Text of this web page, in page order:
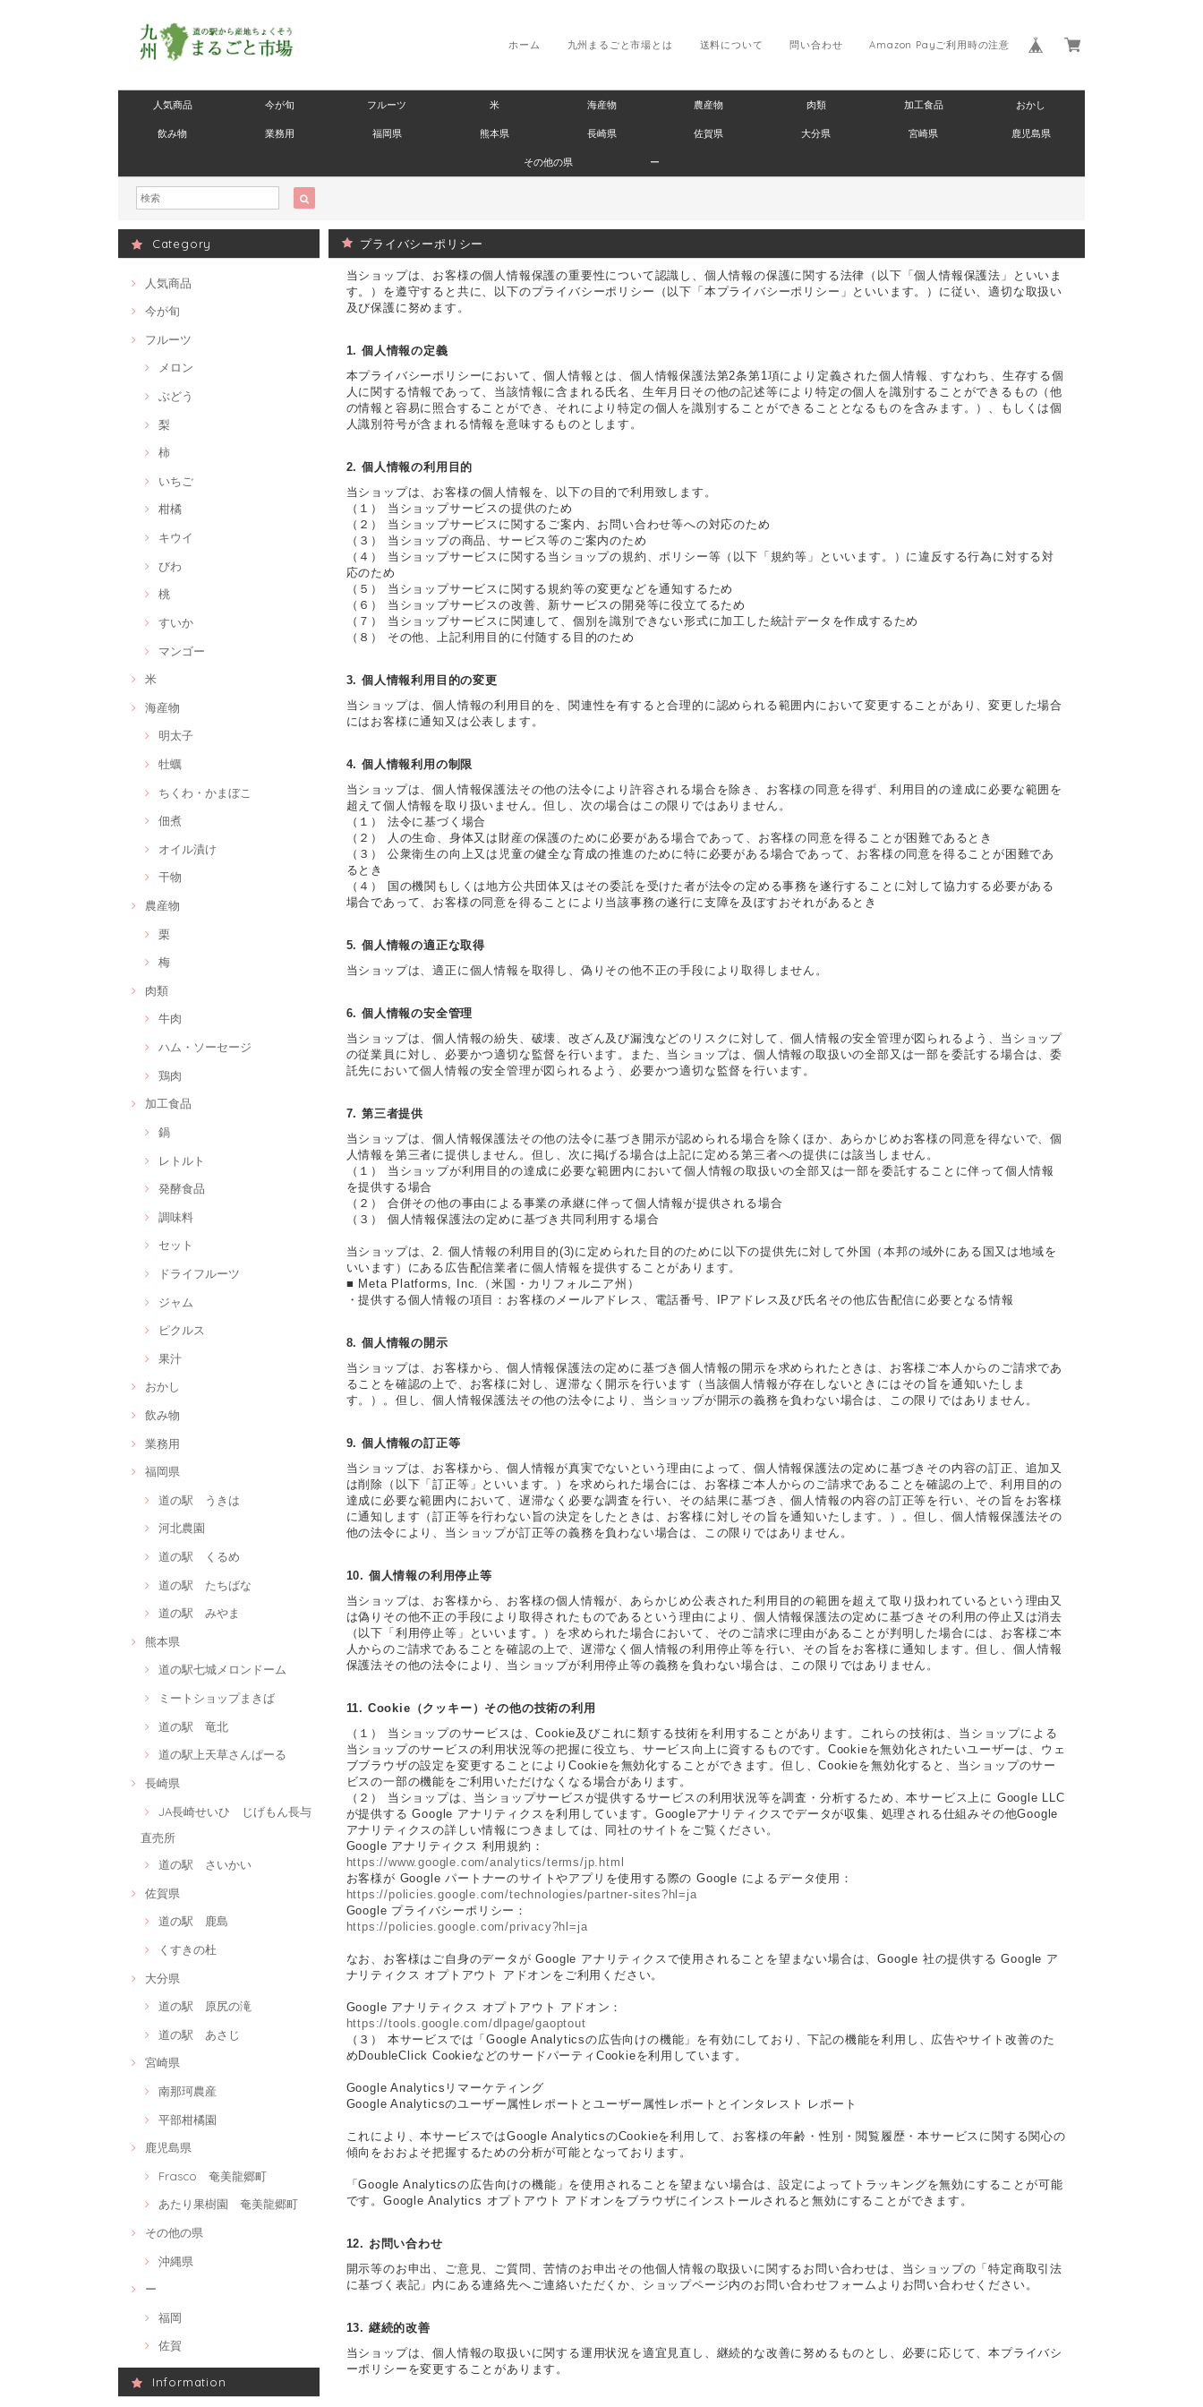
Amazon Payご利用時の注意
問い合わせ
送料について
九州まるごと市場とは
ホーム
人気商品 今が旬 フルーツ 米 海産物 農産物 肉類 加工食品 おかし
飲み物 業務用 福岡県 熊本県 長崎県 佐賀県 大分県 宮崎県 鹿児島県
その他の県 ー
Category
人気商品
今が旬
フルーツ
メロン
ぶどう
梨
柿
いちご
柑橘
キウイ
びわ
桃
すいか
マンゴー
米
海産物
明太子
牡蠣
ちくわ・かまぼこ
佃煮
オイル漬け
干物
農産物
栗
梅
肉類
牛肉
ハム・ソーセージ
鶏肉
加工食品
鍋
レトルト
発酵食品
調味料
セット
ドライフルーツ
ジャム
ピクルス
果汁
おかし
飲み物
業務用
福岡県
道の駅 うきは
河北農園
道の駅 くるめ
道の駅 たちばな
道の駅 みやま
熊本県
道の駅七城メロンドーム
ミートショップまきば
道の駅 竜北
道の駅上天草さんぱーる
長崎県
JA長崎せいひ じげもん長与
直売所
道の駅 さいかい
佐賀県
道の駅 鹿島
くすきの杜
大分県
道の駅 原尻の滝
道の駅 あさじ
宮崎県
南那珂農産
平部柑橘園
鹿児島県
Frasco 奄美龍郷町
あたり果樹園 奄美龍郷町
その他の県
沖縄県
ー
福岡
佐賀
Information
プライバシーポリシー
当ショップは、お客様の個人情報保護の重要性について認識し、個人情報の保護に関する法律（以下「個人情報保護法」といいま
す。）を遵守すると共に、以下のプライバシーポリシー（以下「本プライバシーポリシー」といいます。）に従い、適切な取扱い
及び保護に努めます。
1. 個人情報の定義
本プライバシーポリシーにおいて、個人情報とは、個人情報保護法第2条第1項により定義された個人情報、すなわち、生存する個
人に関する情報であって、当該情報に含まれる氏名、生年月日その他の記述等により特定の個人を識別することができるもの（他
の情報と容易に照合することができ、それにより特定の個人を識別することができることとなるものを含みます。）、もしくは個
人識別符号が含まれる情報を意味するものとします。
2. 個人情報の利用目的
当ショップは、お客様の個人情報を、以下の目的で利用致します。
（１） 当ショップサービスの提供のため
（２） 当ショップサービスに関するご案内、お問い合わせ等への対応のため
（３） 当ショップの商品、サービス等のご案内のため
（４） 当ショップサービスに関する当ショップの規約、ポリシー等（以下「規約等」といいます。）に違反する行為に対する対
応のため
（５） 当ショップサービスに関する規約等の変更などを通知するため
（６） 当ショップサービスの改善、新サービスの開発等に役立てるため
（７） 当ショップサービスに関連して、個別を識別できない形式に加工した統計データを作成するため
（８） その他、上記利用目的に付随する目的のため
3. 個人情報利用目的の変更
当ショップは、個人情報の利用目的を、関連性を有すると合理的に認められる範囲内において変更することがあり、変更した場合
にはお客様に通知又は公表します。
4. 個人情報利用の制限
当ショップは、個人情報保護法その他の法令により許容される場合を除き、お客様の同意を得ず、利用目的の達成に必要な範囲を
超えて個人情報を取り扱いません。但し、次の場合はこの限りではありません。
（１） 法令に基づく場合
（２） 人の生命、身体又は財産の保護のために必要がある場合であって、お客様の同意を得ることが困難であるとき
（３） 公衆衛生の向上又は児童の健全な育成の推進のために特に必要がある場合であって、お客様の同意を得ることが困難であ
るとき
（４） 国の機関もしくは地方公共団体又はその委託を受けた者が法令の定める事務を遂行することに対して協力する必要がある
場合であって、お客様の同意を得ることにより当該事務の遂行に支障を及ぼすおそれがあるとき
5. 個人情報の適正な取得
当ショップは、適正に個人情報を取得し、偽りその他不正の手段により取得しません。
6. 個人情報の安全管理
当ショップは、個人情報の紛失、破壊、改ざん及び漏洩などのリスクに対して、個人情報の安全管理が図られるよう、当ショップ
の従業員に対し、必要かつ適切な監督を行います。また、当ショップは、個人情報の取扱いの全部又は一部を委託する場合は、委
託先において個人情報の安全管理が図られるよう、必要かつ適切な監督を行います。
7. 第三者提供
当ショップは、個人情報保護法その他の法令に基づき開示が認められる場合を除くほか、あらかじめお客様の同意を得ないで、個
人情報を第三者に提供しません。但し、次に掲げる場合は上記に定める第三者への提供には該当しません。
（１） 当ショップが利用目的の達成に必要な範囲内において個人情報の取扱いの全部又は一部を委託することに伴って個人情報
を提供する場合
（２） 合併その他の事由による事業の承継に伴って個人情報が提供される場合
（３） 個人情報保護法の定めに基づき共同利用する場合
当ショップは、2. 個人情報の利用目的(3)に定められた目的のために以下の提供先に対して外国（本邦の域外にある国又は地域を
いいます）にある広告配信業者に個人情報を提供することがあります。
■ Meta Platforms, Inc.（米国・カリフォルニア州）
・提供する個人情報の項目：お客様のメールアドレス、電話番号、IPアドレス及び氏名その他広告配信に必要となる情報
8. 個人情報の開示
当ショップは、お客様から、個人情報保護法の定めに基づき個人情報の開示を求められたときは、お客様ご本人からのご請求であ
ることを確認の上で、お客様に対し、遅滞なく開示を行います（当該個人情報が存在しないときにはその旨を通知いたしま
す。）。但し、個人情報保護法その他の法令により、当ショップが開示の義務を負わない場合は、この限りではありません。
9. 個人情報の訂正等
当ショップは、お客様から、個人情報が真実でないという理由によって、個人情報保護法の定めに基づきその内容の訂正、追加又
は削除（以下「訂正等」といいます。）を求められた場合には、お客様ご本人からのご請求であることを確認の上で、利用目的の
達成に必要な範囲内において、遅滞なく必要な調査を行い、その結果に基づき、個人情報の内容の訂正等を行い、その旨をお客様
に通知します（訂正等を行わない旨の決定をしたときは、お客様に対しその旨を通知いたします。）。但し、個人情報保護法その
他の法令により、当ショップが訂正等の義務を負わない場合は、この限りではありません。
10. 個人情報の利用停止等
当ショップは、お客様から、お客様の個人情報が、あらかじめ公表された利用目的の範囲を超えて取り扱われているという理由又
は偽りその他不正の手段により取得されたものであるという理由により、個人情報保護法の定めに基づきその利用の停止又は消去
（以下「利用停止等」といいます。）を求められた場合において、そのご請求に理由があることが判明した場合には、お客様ご本
人からのご請求であることを確認の上で、遅滞なく個人情報の利用停止等を行い、その旨をお客様に通知します。但し、個人情報
保護法その他の法令により、当ショップが利用停止等の義務を負わない場合は、この限りではありません。
11. Cookie（クッキー）その他の技術の利用
（１） 当ショップのサービスは、Cookie及びこれに類する技術を利用することがあります。これらの技術は、当ショップによる
当ショップのサービスの利用状況等の把握に役立ち、サービス向上に資するものです。Cookieを無効化されたいユーザーは、ウェ
ブブラウザの設定を変更することによりCookieを無効化することができます。但し、Cookieを無効化すると、当ショップのサー
ビスの一部の機能をご利用いただけなくなる場合があります。
（２） 当ショップは、当ショップサービスが提供するサービスの利用状況等を調査・分析するため、本サービス上に Google LLC
が提供する Google アナリティクスを利用しています。Googleアナリティクスでデータが収集、処理される仕組みその他Google
アナリティクスの詳しい情報につきましては、同社のサイトをご覧ください。
Google アナリティクス 利用規約：
https://www.google.com/analytics/terms/jp.html
お客様が Google パートナーのサイトやアプリを使用する際の Google によるデータ使用：
https://policies.google.com/technologies/partner-sites?hl=ja
Google プライバシーポリシー：
https://policies.google.com/privacy?hl=ja
なお、お客様はご自身のデータが Google アナリティクスで使用されることを望まない場合は、Google 社の提供する Google ア
ナリティクス オプトアウト アドオンをご利用ください。
Google アナリティクス オプトアウト アドオン：
https://tools.google.com/dlpage/gaoptout
（３） 本サービスでは「Google Analyticsの広告向けの機能」を有効にしており、下記の機能を利用し、広告やサイト改善のた
めDoubleClick CookieなどのサードパーティCookieを利用しています。
Google Analyticsリマーケティング
Google Analyticsのユーザー属性レポートとユーザー属性レポートとインタレスト レポート
これにより、本サービスではGoogle AnalyticsのCookieを利用して、お客様の年齢・性別・閲覧履歴・本サービスに関する関心の
傾向をおおよそ把握するための分析が可能となっております。
「Google Analyticsの広告向けの機能」を使用されることを望まない場合は、設定によってトラッキングを無効にすることが可能
です。Google Analytics オプトアウト アドオンをブラウザにインストールされると無効にすることができます。
12. お問い合わせ
開示等のお申出、ご意見、ご質問、苦情のお申出その他個人情報の取扱いに関するお問い合わせは、当ショップの「特定商取引法
に基づく表記」内にある連絡先へご連絡いただくか、ショップページ内のお問い合わせフォームよりお問い合わせください。
13. 継続的改善
当ショップは、個人情報の取扱いに関する運用状況を適宜見直し、継続的な改善に努めるものとし、必要に応じて、本プライバシ
ーポリシーを変更することがあります。